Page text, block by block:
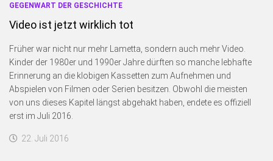
GEGENWART DER GESCHICHTE
Video ist jetzt wirklich tot
Früher war nicht nur mehr Lametta, sondern auch mehr Video.
Kinder der 1980er und 1990er Jahre dürften so manche lebhafte
Erinnerung an die klobigen Kassetten zum Aufnehmen und
Abspielen von Filmen oder Serien besitzen. Obwohl die meisten
von uns dieses Kapitel längst abgehakt haben, endete es offiziell
erst im Juli 2016.
22. Juli 2016